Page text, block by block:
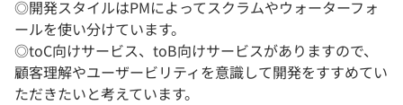
◎開発スタイルはPMによってスクラムやウォーターフォ
ールを使い分けています。
◎toC向けサービス、toB向けサービスがありますので、
顧客理解やユーザービリティを意識して開発をすすめてい
ただきたいと考えています。